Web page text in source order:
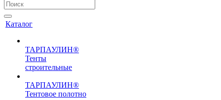
Каталог
ТАРПАУЛИН®
Тенты
строительные
ТАРПАУЛИН®
Тентовое полотно